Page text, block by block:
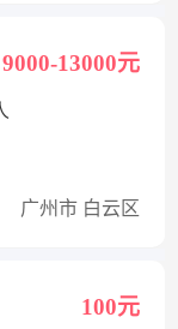
9000-13000元
广州市 白云区
100元